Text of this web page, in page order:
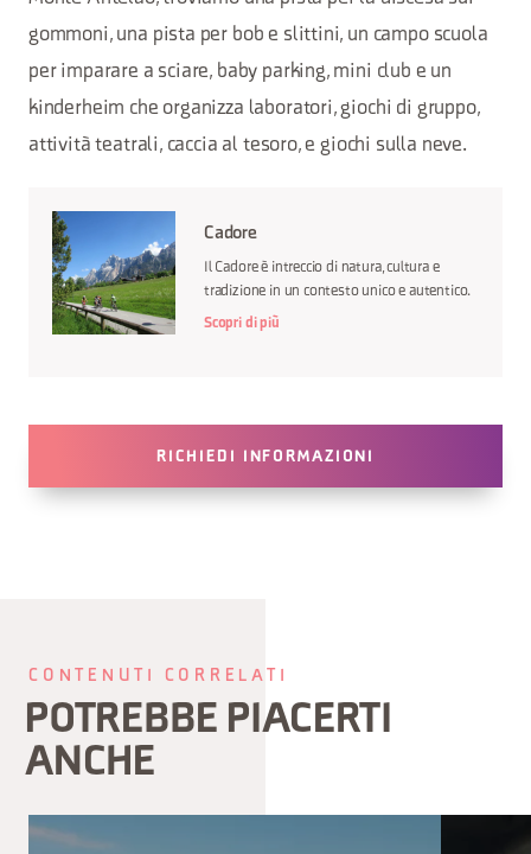
gommoni, una pista per bob e slittini, un campo scuola
per imparare a sciare, baby parking, mini club e un
kinderheim che organizza laboratori, giochi di gruppo,
attività teatrali, caccia al tesoro, e giochi sulla neve.
Cadore
Il Cadore è intreccio di natura, cultura e
tradizione in un contesto unico e autentico.
Scopri di più
RICHIEDI INFORMAZIONI
CONTENUTI CORRELATI
POTREBBE PIACERTI
ANCHE